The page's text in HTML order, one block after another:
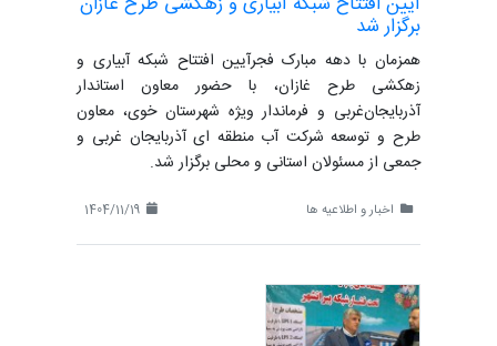
برگزار شد
همزمان با دهه مبارک فجرآیین افتتاح شبکه آبیاری و
زهکشی طرح غازان، با حضور معاون استاندار
آذربایجان‌غربی و فرماندار ویژه شهرستان خوی، معاون
طرح و توسعه شرکت آب منطقه ای آذربایجان غربی و
جمعی از مسئولان استانی و محلی برگزار شد.
اخبار و اطلاعیه ها